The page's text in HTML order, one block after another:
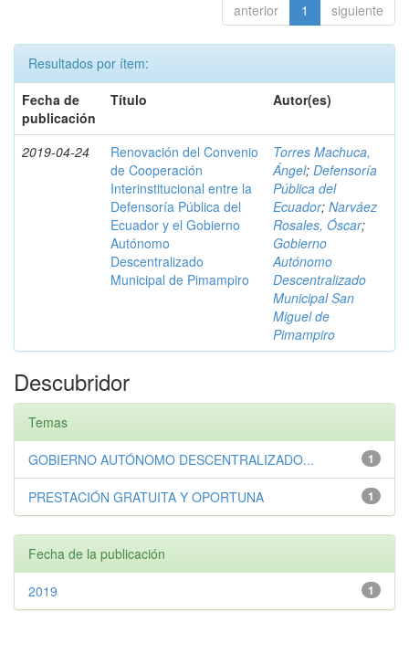
anterior 1 siguiente
Resultados por ítem:
Fecha de
publicación
Título Autor(es)
2019-04-24
Renovación del Convenio
de Cooperación
Interinstitucional entre la
Defensoría Pública del
Ecuador y el Gobierno
Autónomo
Descentralizado
Municipal de Pimampiro
Torres Machuca,
Ángel; Defensoría
Pública del
Ecuador; Narváez
Rosales, Óscar;
Gobierno
Autónomo
Descentralizado
Municipal San
Miguel de
Pimampiro
Descubridor
Temas
1
GOBIERNO AUTÓNOMO DESCENTRALIZADO...
1
PRESTACIÓN GRATUITA Y OPORTUNA
Fecha de la publicación
1
2019